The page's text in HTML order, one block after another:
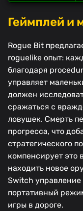
Геймплей и
Rogue Bit
roguelike опыт:
благодаря
управляет
должен
сражаться с
ловушек. Смерть
прогресса, что
стратегического
компенсирует это
находить новое
Switch управление
портативный
игры в дороге.